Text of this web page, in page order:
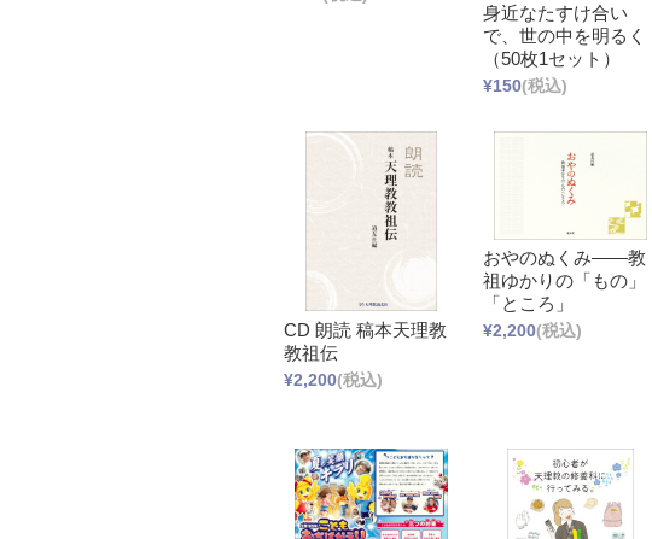
身近なたすけ合い
で、世の中を明るく
（50枚1セット）
¥150(税込)
CD 朗読 稿本天理教
教祖伝
¥2,200(税込)
おやのぬくみ――教
祖ゆかりの「もの」
「ところ」
¥2,200(税込)